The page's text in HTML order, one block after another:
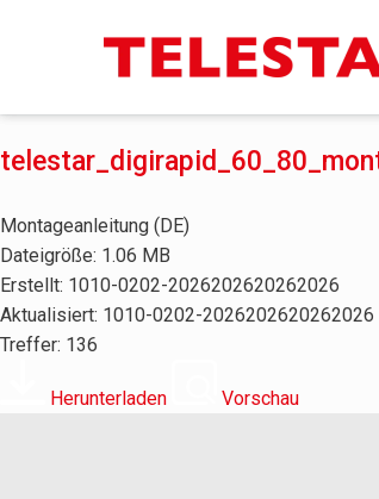
Montageanleitung (DE)
Dateigröße: 1.06 MB
Erstellt: 1010-0202-2026202620262026
Aktualisiert: 1010-0202-2026202620262026
Treffer: 136
Herunterladen Vorschau